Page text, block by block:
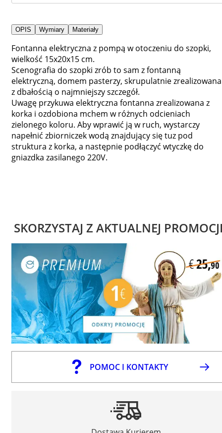
OPIS Wymiary Materiały
Fontanna elektryczna z pompą w otoczeniu do szopki,
wielkość 15x20x15 cm.
Scenografia do szopki zrób to sam z fontanną
elektryczną, domem pasterzy, skrupulatnie zrealizowana
z dbałością o najmniejszy szczegół.
Uwagę przykuwa elektryczna fontanna zrealizowana z
korka i ozdobiona mchem w różnych odcieniach
zielonego koloru. Aby wprawić ją w ruch, wystarczy
napełnić zbiorniczek wodą znajdujący się tuz pod
struktura z korka, a następnie podłączyć wtyczkę do
gniazdka zasilanego 220V.
SKORZYSTAJ Z AKTUALNEJ
POMOC I KONTAKTY